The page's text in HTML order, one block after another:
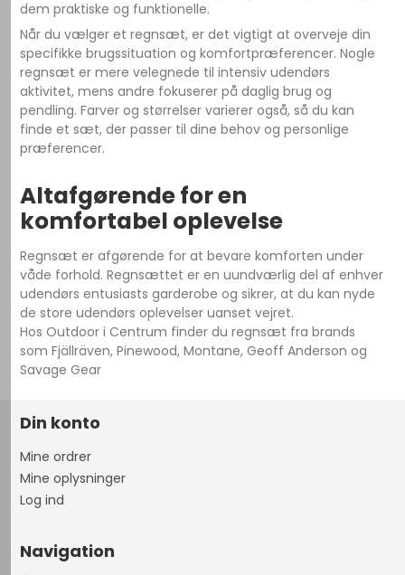
dem praktiske og funktionelle.
Når du vælger et regnsæt, er det vigtigt at overveje din
specifikke brugssituation og komfortpræferencer. Nogle
regnsæt er mere velegnede til intensiv udendørs
aktivitet, mens andre fokuserer på daglig brug og
pendling. Farver og størrelser varierer også, så du kan
finde et sæt, der passer til dine behov og personlige
præferencer.
Altafgørende for en
komfortabel oplevelse
Regnsæt er afgørende for at bevare komforten under
våde forhold. Regnsættet er en uundværlig del af enhver
udendørs entusiasts garderobe og sikrer, at du kan nyde
de store udendørs oplevelser uanset vejret.
Hos Outdoor i Centrum finder du regnsæt fra brands
som Fjällräven, Pinewood, Montane, Geoff Anderson og
Savage Gear
Din konto
Mine ordrer
Mine oplysninger
Log ind
Navigation